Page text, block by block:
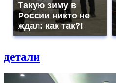
Такую зиму в
России никто не
ждал: как так?!
детали